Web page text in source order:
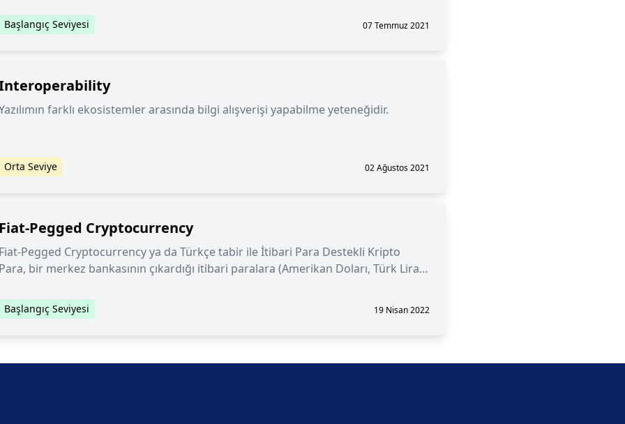
Başlangıç Seviyesi 07 Temmuz 2021
farklı ekosistemler arasında bilgi alışverişi yapabilme yeteneğidir.
Orta Seviye 02 Ağustos 2021
Pegged Cryptocurrency
Pegged Cryptocurrency ya da Türkçe tabir ile İtibari Para Destekli Kripto
bir merkez bankasının çıkardığı itibari paralara (Amerikan Doları, Türk Lirası
Başlangıç Seviyesi 19 Nisan 2022